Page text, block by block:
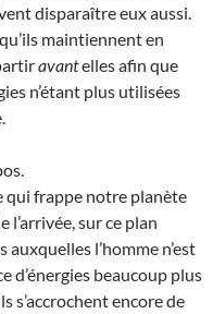
disparaître eux aussi.
maintiennent en
avantelles afin que
n’étant plus utilisées
qui frappe notre planète
sur ce plan
l’homme n’est
d’énergies beaucoup plus
s’accrochent encore de